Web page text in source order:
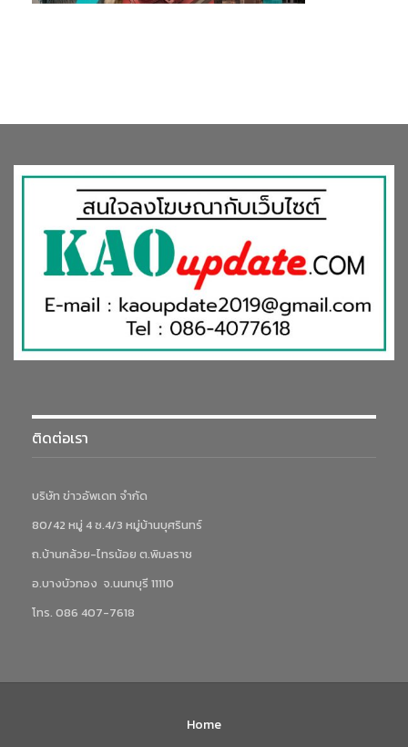
ติดต่อเรา
บริษัท ข่าวอัพเดท จำกัด
80/42 หมู่ 4 ซ.4/3 หมู่บ้านบุศรินทร์
ถ.บ้านกล้วย-ไทรน้อย ต.พิมลราช
อ.บางบัวทอง จ.นนทบุรี 11110
โทร. 086 407-7618
Home